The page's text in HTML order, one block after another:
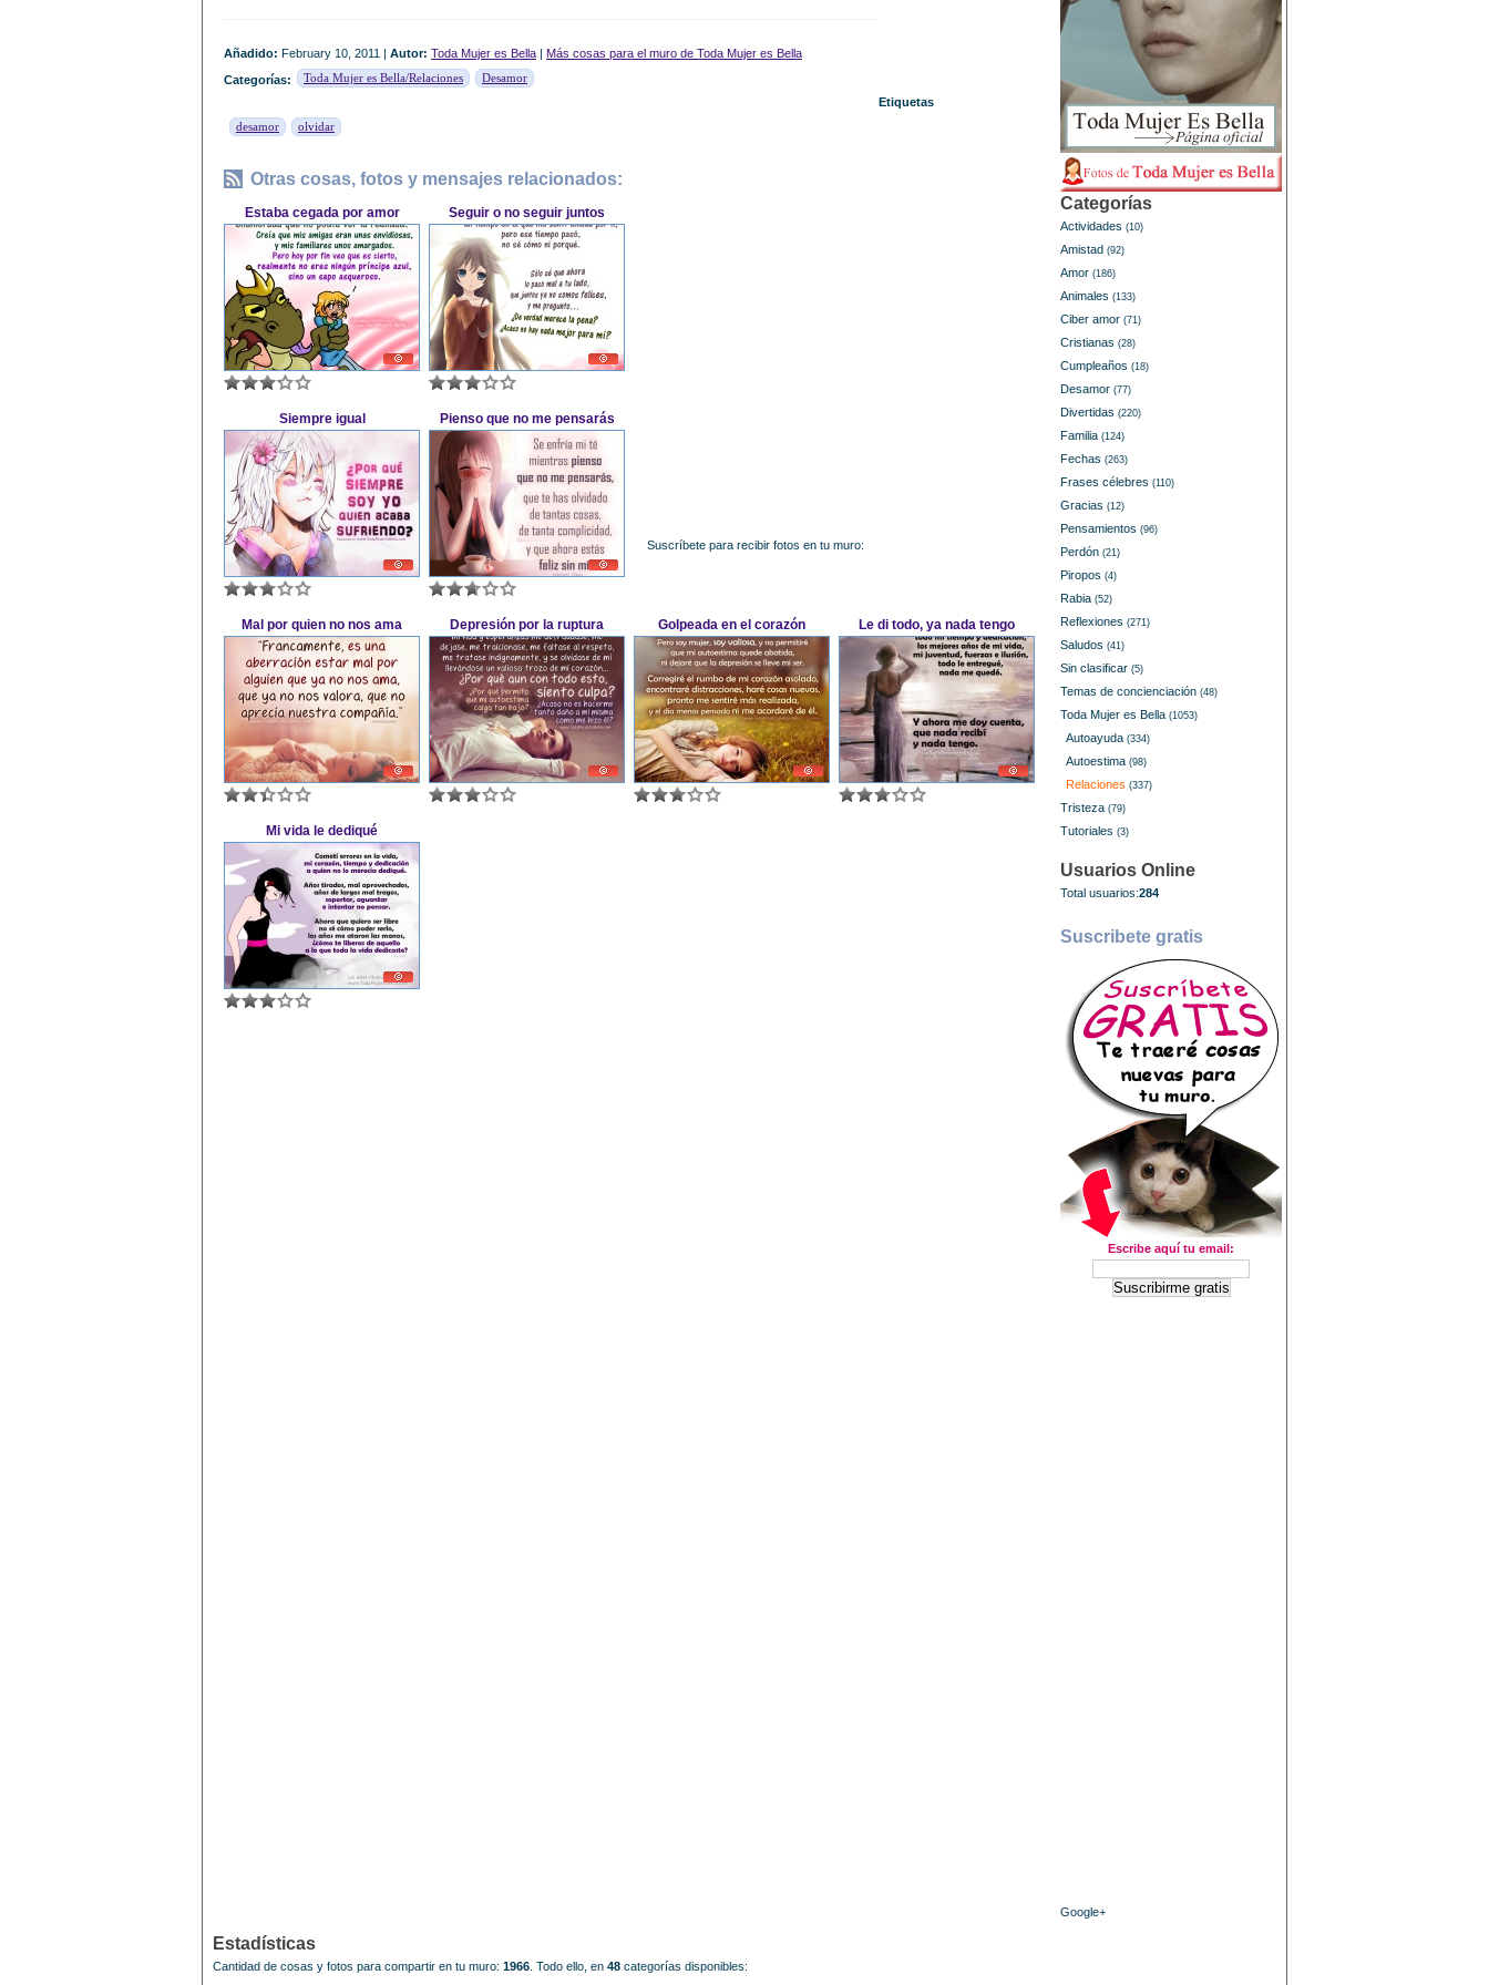
Añadido: February 10, 2011 | Autor: Toda Mujer es Bella | Más cosas para el muro de Toda Mujer es Bella
Categorías:
Toda Mujer es Bella/Relaciones
Desamor
Etiquetas
desamor
olvidar
Otras cosas, fotos y mensajes relacionados:
Suscríbete para recibir fotos en tu muro:
Estaba cegada por amor Seguir o no seguir juntos
Siempre igual Pienso que no me pensarás
Mal por quien no nos ama Depresión por la ruptura Golpeada en el corazón Le di todo, ya nada tengo
Mi vida le dediqué
Categorías
Actividades (10)
Amistad (92)
Amor (186)
Animales (133)
Ciber amor (71)
Cristianas (28)
Cumpleaños (18)
Desamor (77)
Divertidas (220)
Familia (124)
Fechas (263)
Frases célebres (110)
Gracias (12)
Pensamientos (96)
Perdón (21)
Piropos (4)
Rabia (52)
Reflexiones (271)
Saludos (41)
Sin clasificar (5)
Temas de concienciación (48)
Toda Mujer es Bella (1053)
Autoayuda (334)
Autoestima (98)
Relaciones (337)
Tristeza (79)
Tutoriales (3)
Usuarios Online
Total usuarios:284
Suscribete gratis
Escribe aquí tu email:
Google+
Estadísticas
Cantidad de cosas y fotos para compartir en tu muro: 1966 Todo ello, en 48 categorías disponibles: